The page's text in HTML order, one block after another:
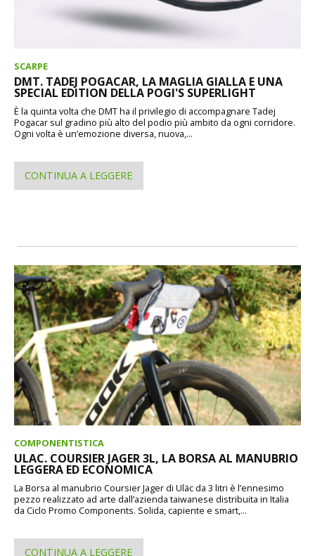
SCARPE
DMT. TADEJ POGACAR, LA MAGLIA GIALLA E UNA
SPECIAL EDITION DELLA POGI'S SUPERLIGHT
È la quinta volta che DMT ha il privilegio di accompagnare Tadej
Pogacar sul gradino più alto del podio più ambito da ogni corridore.
Ogni volta è un’emozione diversa, nuova,...
CONTINUA A LEGGERE
COMPONENTISTICA
ULAC. COURSIER JAGER 3L, LA BORSA AL MANUBRIO
LEGGERA ED ECONOMICA
La Borsa al manubrio Coursier Jager di Uläc da 3 litri è l’ennesimo
pezzo realizzato ad arte dall’azienda taiwanese distribuita in Italia
da Ciclo Promo Components. Solida, capiente e smart,...
CONTINUA A LEGGERE